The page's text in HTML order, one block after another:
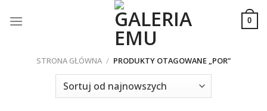
0
STRONA GŁÓWNA / PRODUKTY OTAGOWANE „POR”